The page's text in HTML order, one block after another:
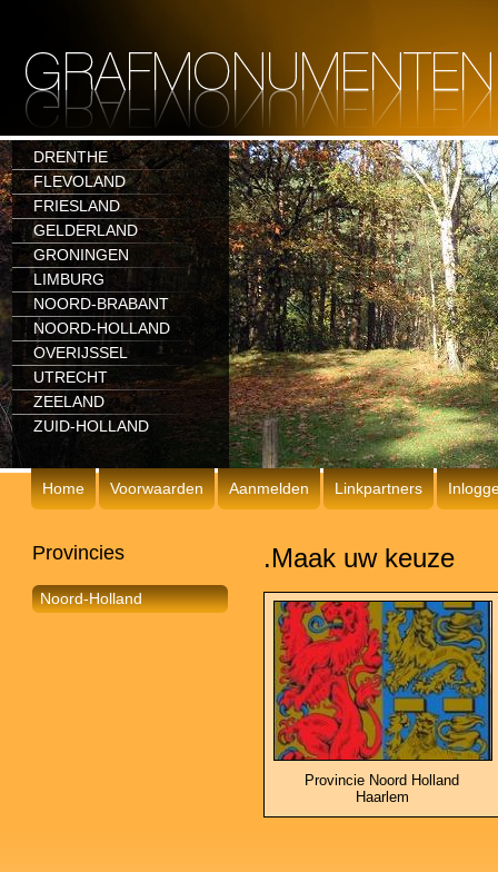
DRENTHE
FLEVOLAND
FRIESLAND
GELDERLAND
GRONINGEN
LIMBURG
NOORD-BRABANT
NOORD-HOLLAND
OVERIJSSEL
UTRECHT
ZEELAND
ZUID-HOLLAND
Home Voorwaarden Aanmelden Linkpartners
Provincies
Noord-Holland
.Maak uw keuze
Provincie Noord Holland
Haarlem